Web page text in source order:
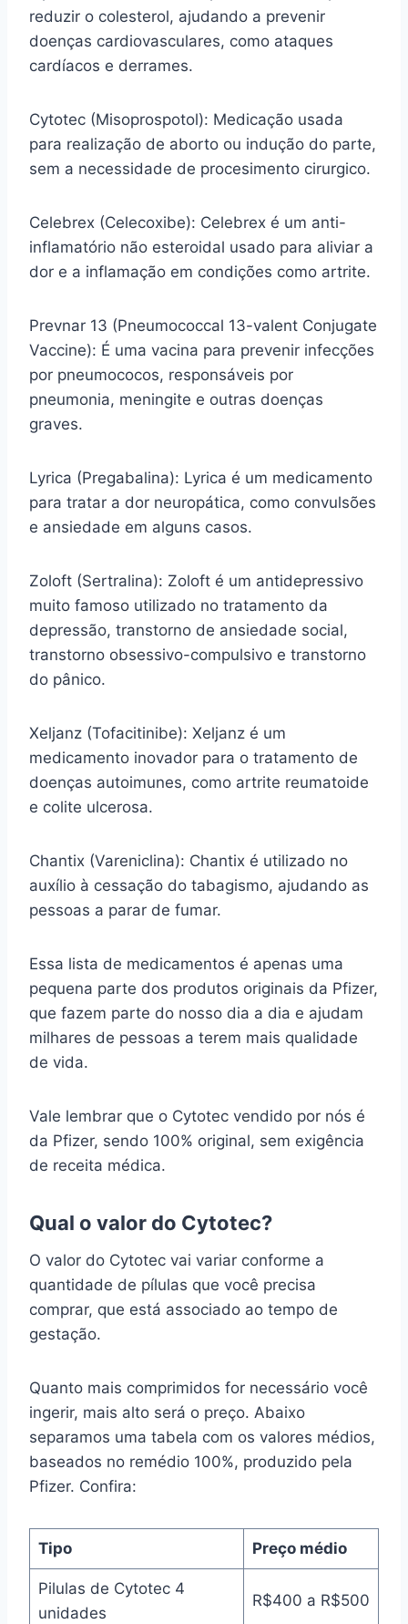
reduzir o colesterol, ajudando a prevenir
doenças cardiovasculares, como ataques
cardíacos e derrames.
Cytotec (Misoprospotol): Medicação usada
para realização de aborto ou indução do parte,
sem a necessidade de procesimento cirurgico.
Celebrex (Celecoxibe): Celebrex é um anti-
inflamatório não esteroidal usado para aliviar a
dor e a inflamação em condições como artrite.
Prevnar 13 (Pneumococcal 13-valent Conjugate
Vaccine): É uma vacina para prevenir infecções
por pneumococos, responsáveis por
pneumonia, meningite e outras doenças
graves.
Lyrica (Pregabalina): Lyrica é um medicamento
para tratar a dor neuropática, como convulsões
e ansiedade em alguns casos.
Zoloft (Sertralina): Zoloft é um antidepressivo
muito famoso utilizado no tratamento da
depressão, transtorno de ansiedade social,
transtorno obsessivo-compulsivo e transtorno
do pânico.
Xeljanz (Tofacitinibe): Xeljanz é um
medicamento inovador para o tratamento de
doenças autoimunes, como artrite reumatoide
e colite ulcerosa.
Chantix (Vareniclina): Chantix é utilizado no
auxílio à cessação do tabagismo, ajudando as
pessoas a parar de fumar.
Essa lista de medicamentos é apenas uma
pequena parte dos produtos originais da Pfizer,
que fazem parte do nosso dia a dia e ajudam
milhares de pessoas a terem mais qualidade
de vida.
Vale lembrar que o Cytotec vendido por nós é
da Pfizer, sendo 100% original, sem exigência
de receita médica.
Qual o valor do Cytotec?
O valor do Cytotec vai variar conforme a
quantidade de pílulas que você precisa
comprar, que está associado ao tempo de
gestação.
Quanto mais comprimidos for necessário você
ingerir, mais alto será o preço. Abaixo
separamos uma tabela com os valores médios,
baseados no remédio 100%, produzido pela
Pfizer. Confira:
Tipo Preço médio
Pilulas de Cytotec 4
unidades
R$400 a R$500